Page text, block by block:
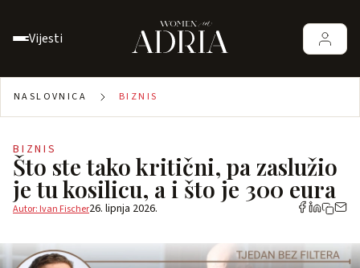
Vijesti
NASLOVNICA BIZNIS
BIZNIS
Što ste tako kritični, pa zaslužio
je tu kosilicu, a i što je 300 eura
Autor: Ivan Fischer26. lipnja 2026.